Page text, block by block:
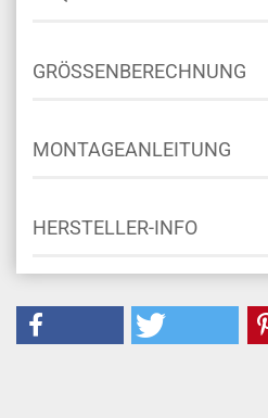
GRÖSSENBERECHNUNG
MONTAGEANLEITUNG
HERSTELLER-INFO